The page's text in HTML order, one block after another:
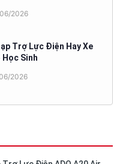
2026
Trợ Lực Điện Hay Xe
Học Sinh
2026